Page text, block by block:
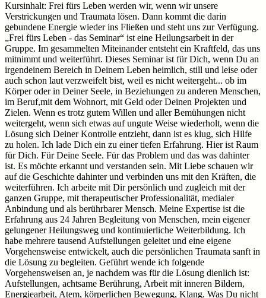
Kursinhalt: Frei fürs Leben werden wir, wenn wir unsere
Verstrickungen und Traumata lösen. Dann kommt die darin
gebundene Energie wieder ins Fließen und steht uns zur Verfügung.
„Frei fürs Leben - das Seminar“ ist eine Heilungsarbeit in der
Gruppe. Im gesammelten Miteinander entsteht ein Kraftfeld, das uns
mitnimmt und weiterführt. Dieses Seminar ist für Dich, wenn Du an
irgendeinem Bereich in Deinem Leben heimlich, still und leise oder
auch schon laut verzweifelt bist, weil es nicht weitergeht... ob im
Körper oder in Deiner Seele, in Beziehungen zu anderen Menschen,
im Beruf,mit dem Wohnort, mit Geld oder Deinen Projekten und
Zielen. Wenn es trotz gutem Willen und aller Bemühungen nicht
weitergeht, wenn sich etwas auf ungute Weise wiederholt, wenn die
Lösung sich Deiner Kontrolle entzieht, dann ist es klug, sich Hilfe
zu holen. Ich lade Dich ein zu einer tiefen Erfahrung. Hier ist Raum
für Dich. Für Deine Seele. Für das Problem und das was dahinter
ist. Es möchte erkannt und verstanden sein. Mit Liebe schauen wir
auf die Geschichte dahinter und verbinden uns mit den Kräften, die
weiterführen. Ich arbeite mit Dir persönlich und zugleich mit der
ganzen Gruppe, mit therapeutischer Professionalität, medialer
Anbindung und als berührbarer Mensch. Meine Expertise ist die
Erfahrung aus 24 Jahren Begleitung von Menschen, mein eigener
gelungener Heilungsweg und kontinuierliche Weiterbildung. Ich
habe mehrere tausend Aufstellungen geleitet und eine eigene
Vorgehensweise entwickelt, auch die persönlichen Traumata sanft in
die Lösung zu begleiten. Geführt wende ich folgende
Vorgehensweisen an, je nachdem was für die Lösung dienlich ist:
Aufstellungen, achtsame Berührung, Arbeit mit inneren Bildern,
Energiearbeit, Atem, körperlichen Bewegung, Klang. Was Du nicht